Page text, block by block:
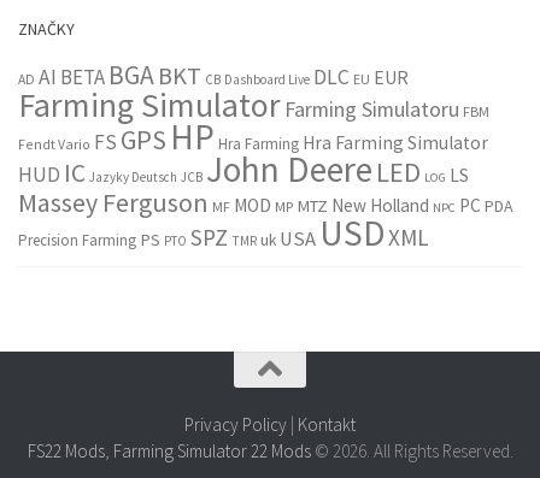
ZNAČKY
AD AI BETA BGABKT CB Dashboard Live DLC EU EUR
Farming Simulator Farming Simulatoru FBM
Fendt Vario FS GPS HP Hra Farming Hra Farming Simulator
HUD IC Jazyky Deutsch JCB John Deere LED LOG LS
Massey Ferguson MF MOD MP MTZ New Holland NPC PC PDA
Precision Farming PS PTO SPZ TMR uk USA USDXML
Privacy Policy Kontakt
FS22 Mods, Farming Simulator 22 Mods© 2026. All Rights Reserved.